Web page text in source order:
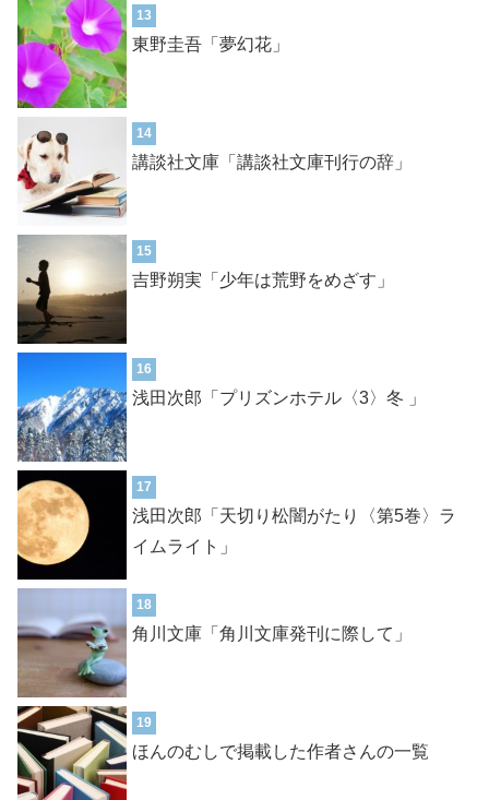
13
東野圭吾「夢幻花」
14
講談社文庫「講談社文庫刊行の辞」
15
吉野朔実「少年は荒野をめざす」
16
浅田次郎「プリズンホテル〈3〉冬 」
17
浅田次郎「天切り松闇がたり〈第5巻〉ラ
イムライト」
18
角川文庫「角川文庫発刊に際して」
19
ほんのむしで掲載した作者さんの一覧